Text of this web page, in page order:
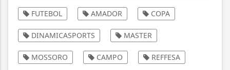
FUTEBOL AMADOR COPA
DINAMICASPORTS MASTER
MOSSORO CAMPO REFFESA